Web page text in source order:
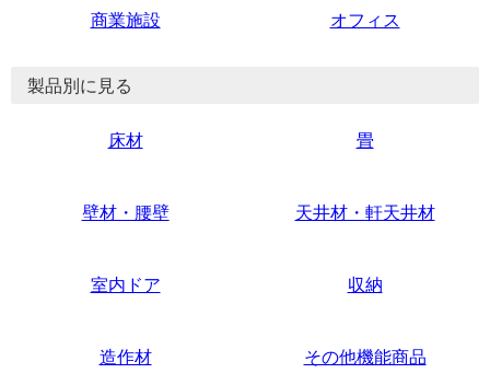
商業施設 オフィス
製品別に見る
床材 畳
壁材・腰壁 天井材・軒天井材
室内ドア 収納
造作材 その他機能商品